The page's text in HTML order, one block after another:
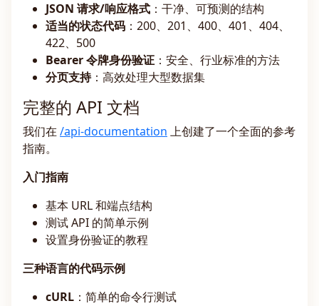
JSON 请求/响应格式 ：干净、可预测的结构
适当的状态代码 ：200、201、400、401、404、
422、500
Bearer 令牌身份验证 ：安全、行业标准的方法
分页支持：高效处理大型数据集
完整的 API 文档
我们在 /api-documentation 上创建了一个全面的参考
指南。
入门指南
基本 URL 和端点结构
测试 API 的简单示例
设置身份验证的教程
三种语言的代码示例
cURL ：简单的命令行测试